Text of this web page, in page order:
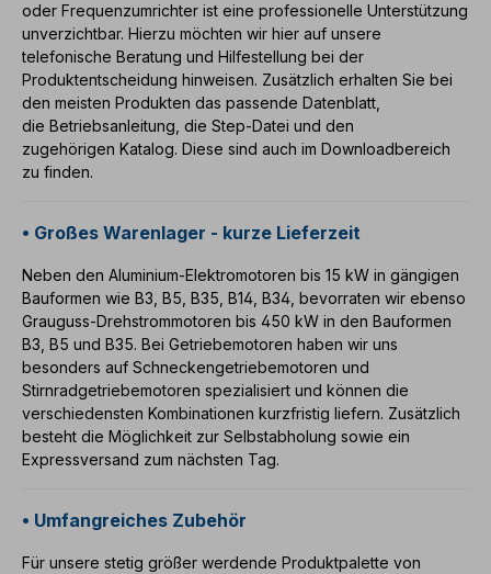
oder Frequenzumrichter ist eine professionelle Unterstützung
unverzichtbar. Hierzu möchten wir hier auf unsere
telefonische Beratung und Hilfestellung bei der
Produktentscheidung hinweisen. Zusätzlich erhalten Sie bei
den meisten Produkten das passende Datenblatt,
die Betriebsanleitung, die Step-Datei und den
zugehörigen Katalog. Diese sind auch im Downloadbereich
zu finden.
• Großes Warenlager - kurze Lieferzeit
Neben den Aluminium-Elektromotoren bis 15 kW in gängigen
Bauformen wie B3, B5, B35, B14, B34, bevorraten wir ebenso
Grauguss-Drehstrommotoren bis 450 kW in den Bauformen
B3, B5 und B35. Bei Getriebemotoren haben wir uns
besonders auf Schneckengetriebemotoren und
Stirnradgetriebemotoren spezialisiert und können die
verschiedensten Kombinationen kurzfristig liefern. Zusätzlich
besteht die Möglichkeit zur Selbstabholung sowie ein
Expressversand zum nächsten Tag.
• Umfangreiches Zubehör
Für unsere stetig größer werdende Produktpalette von